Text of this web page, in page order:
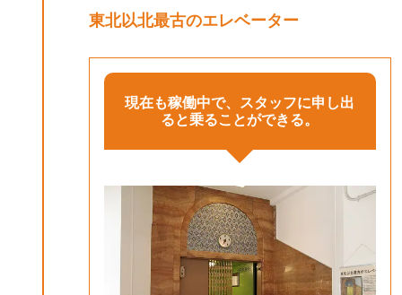
東北以北最古のエレベーター
現在も稼働中で、スタッフに申し出
ると乗ることができる。